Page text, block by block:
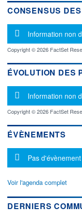
CONSENSUS
Message
Information non
Copyright © 2026 FactSet
ÉVOLUTION DES
Message
Information non
Copyright © 2026 FactSet
ÉVÈNEMENTS
Message
Pas
Voir l'agenda complet
DERNIERS